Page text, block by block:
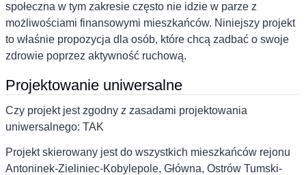
społeczna w tym zakresie często nie idzie w parze z
możliwościami finansowymi mieszkańców. Niniejszy projekt
to właśnie propozycja dla osób, które chcą zadbać o swoje
zdrowie poprzez aktywność ruchową.
Projektowanie uniwersalne
Czy projekt jest zgodny z zasadami projektowania
uniwersalnego: TAK
Projekt skierowany jest do wszystkich mieszkańców rejonu
Antoninek-Zieliniec-Kobylepole, Główna, Ostrów Tumski-